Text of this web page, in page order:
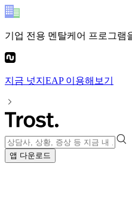
기업 전용 멘탈케어 프로그램
지금 넛지EAP이용해보기
앱 다운로드